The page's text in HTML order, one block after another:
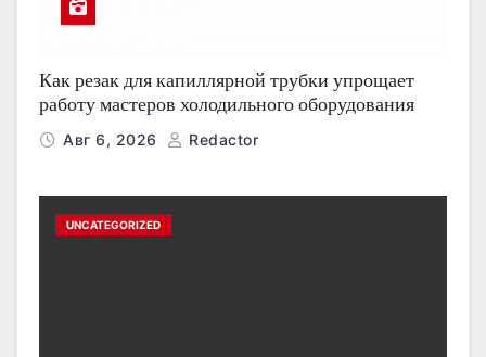
Как резак для капиллярной трубки упрощает
работу мастеров холодильного оборудования
Авг 6, 2026 Redactor
UNCATEGORIZED